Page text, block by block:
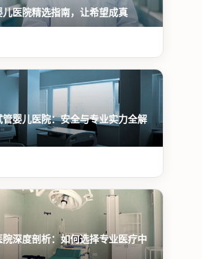
医院精选指南，让希望成真
婴儿医院：安全与专业实力全解
深度剖析：如何选择专业医疗中